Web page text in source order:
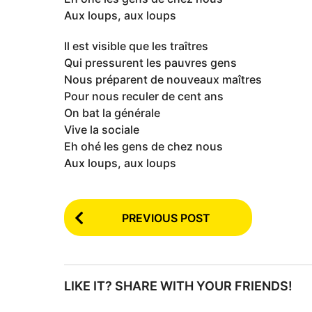
Aux loups, aux loups
Il est visible que les traîtres
Qui pressurent les pauvres gens
Nous préparent de nouveaux maîtres
Pour nous reculer de cent ans
On bat la générale
Vive la sociale
Eh ohé les gens de chez nous
Aux loups, aux loups
P
o
t
P
PREVIOUS POST
LIKE IT? SHARE WITH YOUR FRIENDS!